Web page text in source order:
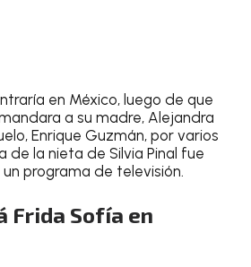
en México, luego de que
a su madre, Alejandra
Enrique Guzmán, por varios
de la nieta de Silvia Pinal fue
programa de televisión.
Frida Sofía en